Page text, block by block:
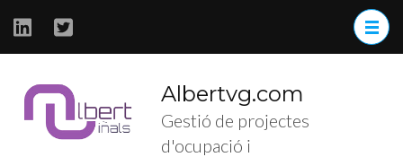
to
(Press
Albertvg.com
Gestió de projectes
d'ocupació i